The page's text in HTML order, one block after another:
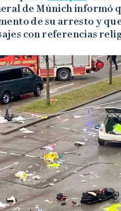
de Múnich informó
de su arresto y
con referencias